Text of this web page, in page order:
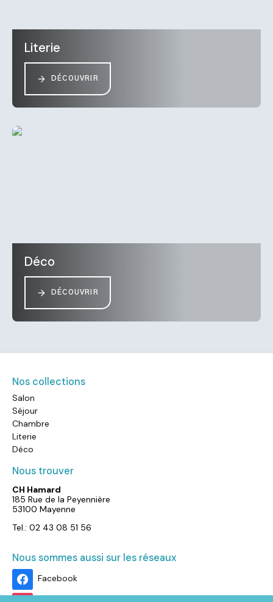
Literie
DÉCOUVRIR
Déco
DÉCOUVRIR
Nos collections
Salon
Séjour
Chambre
Literie
Déco
Nous trouver
CH Hamard
185 Rue de la Peyennière
53100 Mayenne
Tel.: 02 43 08 51 56
Nous sommes aussi sur les réseaux
Facebook